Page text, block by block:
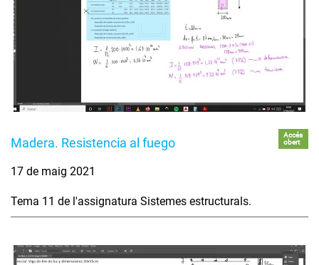
Madera. Resistencia al fuego
Accés
obert
17 de maig 2021
Tema 11 de l'assignatura Sistemes estructurals.